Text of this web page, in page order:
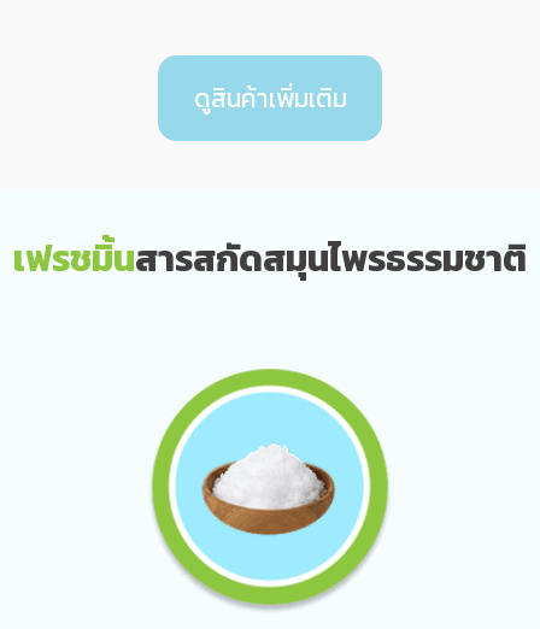
ดูสินค้าเพิ่มเติม
เฟรชมิ้นสารสกัดสมุนไพรธรรมชาติ